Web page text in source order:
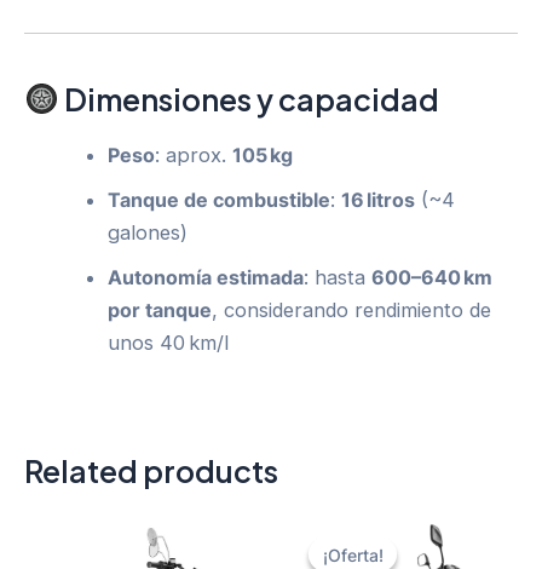
Dimensiones y capacidad
Peso: aprox.105 kg
Tanque de combustible:16 litros (~4
galones)
Autonomía estimada: hasta600–640 km
por tanque, considerando rendimiento de
unos 40 km/l
Related products
¡Oferta!
¡Oferta!